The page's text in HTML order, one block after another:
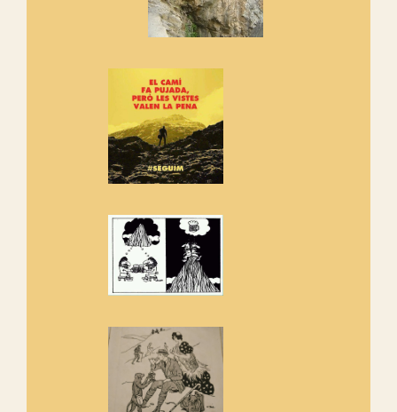
Manifest a favor dels Camins
adhereix-te al manifest!
Rebem un diploma dels
Amics de Sant Aniol d'Aguja
Els Centpeus estem implicats
amb la recuperació del refugi i